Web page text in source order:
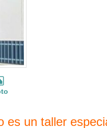
es un taller